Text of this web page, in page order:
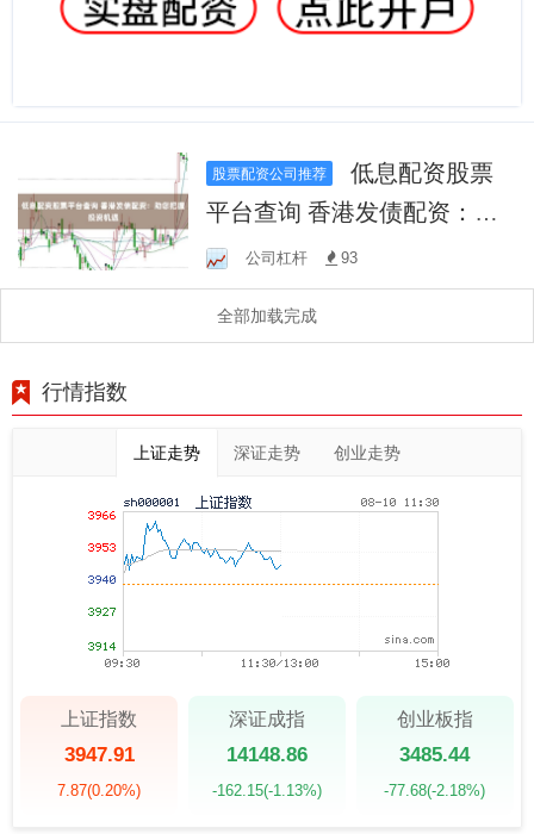
股票配资公司推荐
低息配资股票
平台查询 香港发债配资：助
您把握投资机遇
公司杠杆 93
全部加载完成
行情指数
上证走势 深证走势 创业走势
上证指数
3947.91
7.87(0.20%)
深证成指
14148.86
-162.15(-1.13%)
创业板指
3485.44
-77.68(-2.18%)